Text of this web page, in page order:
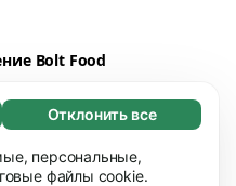
того, чтобы вы
сайту и
Отклонить все
персональные,
файлы cookie.
Bolt Food